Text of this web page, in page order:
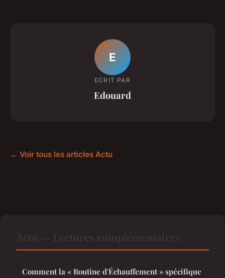
E
ECRIT PAR
Edouard
← Voir tous les articles Actu
Comment la « Routine d'Échauffement » spécifique